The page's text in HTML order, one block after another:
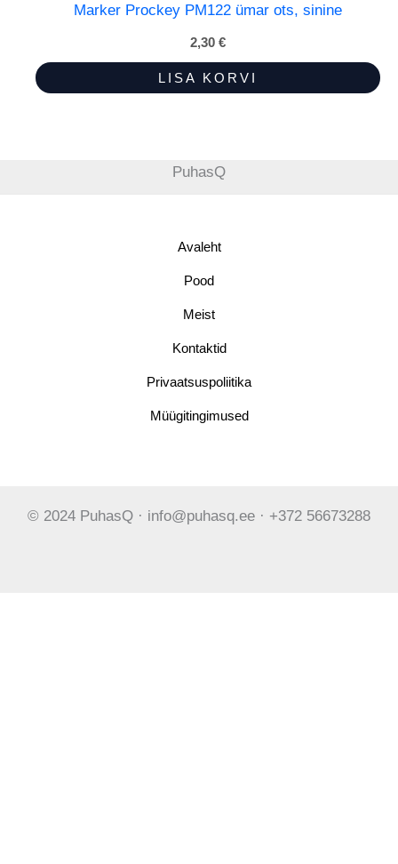
Marker Prockey PM122 ümar ots, sinine
2,30 €
LISA KORVI
PuhasQ
Avaleht
Pood
Meist
Kontaktid
Privaatsuspoliitika
Müügitingimused
© 2024 PuhasQ · info@puhasq.ee · +372 56673288